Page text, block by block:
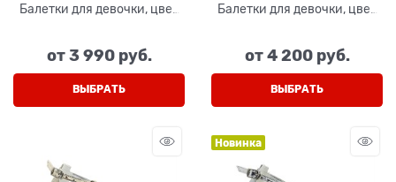
Балетки для девочки, цвет
от3 990 руб.
ВЫБРАТЬ
Балетки для девочки, цвет
от4 200 руб.
ВЫБРАТЬ
Новинка